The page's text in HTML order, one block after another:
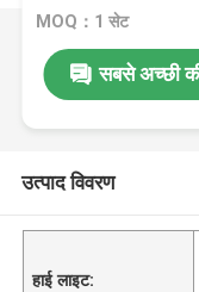
MOQ：1 सेट
सबसे अच्छी
उत्पाद विवरण
हाई लाइट: